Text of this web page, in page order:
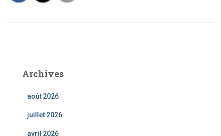
Archives
août 2026
juillet 2026
avril 2026